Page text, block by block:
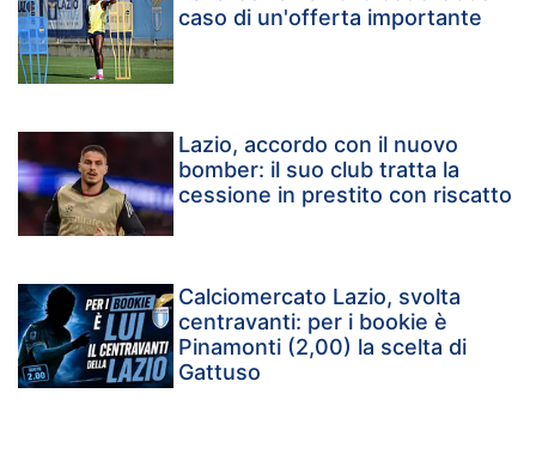
caso di un'offerta importante
Lazio, accordo con il nuovo
bomber: il suo club tratta la
cessione in prestito con riscatto
Calciomercato Lazio, svolta
centravanti: per i bookie è
Pinamonti (2,00) la scelta di
Gattuso